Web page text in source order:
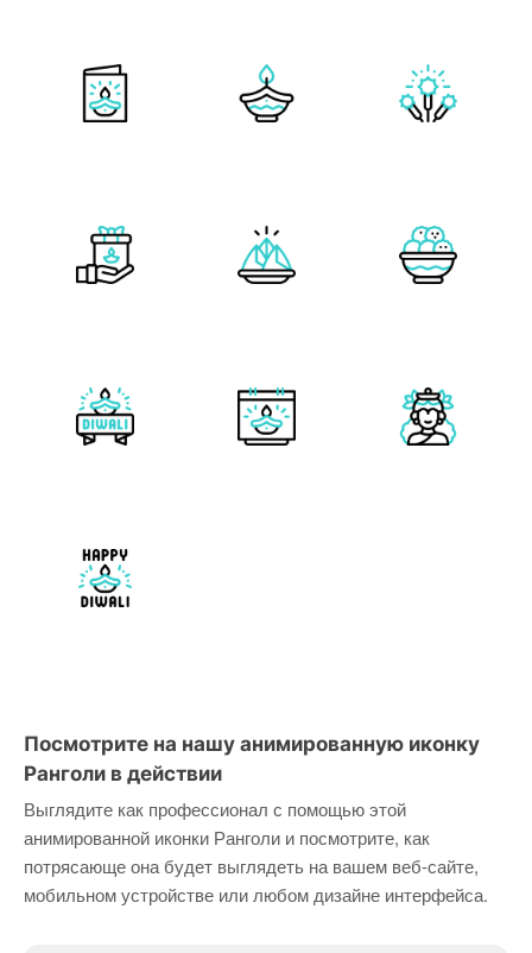
Посмотрите на нашу анимированную иконку
Ранголи в действии
Выглядите как профессионал с помощью этой
анимированной иконки Ранголи и посмотрите, как
потрясающе она будет выглядеть на вашем веб-сайте,
мобильном устройстве или любом дизайне интерфейса.